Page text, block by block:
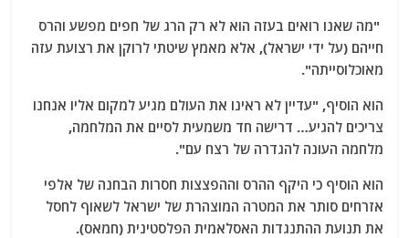
"מה שאנו רואים בעזה הוא לא רק הרג של חפים מפשע והרס
חייהם (על ידי ישראל), אלא מאמץ שיטתי לרוקן את רצועת עזה
מאוכלוסייתה".
הוא הוסיף, "עדיין לא ראינו את העולם מגיע למקום אליו אנחנו
צריכים להגיע… דרישה חד משמעית לסיים את המלחמה,
מלחמה העונה להגדרה של רצח עם".
הוא הוסיף כי היקף ההרס וההפצצות חסרות הבחנה של אלפי
אזרחים סותר את המטרה המוצהרת של ישראל לשאוף לחסל
את תנועת ההתנגדות האסלאמית הפלסטינית (חמאס).